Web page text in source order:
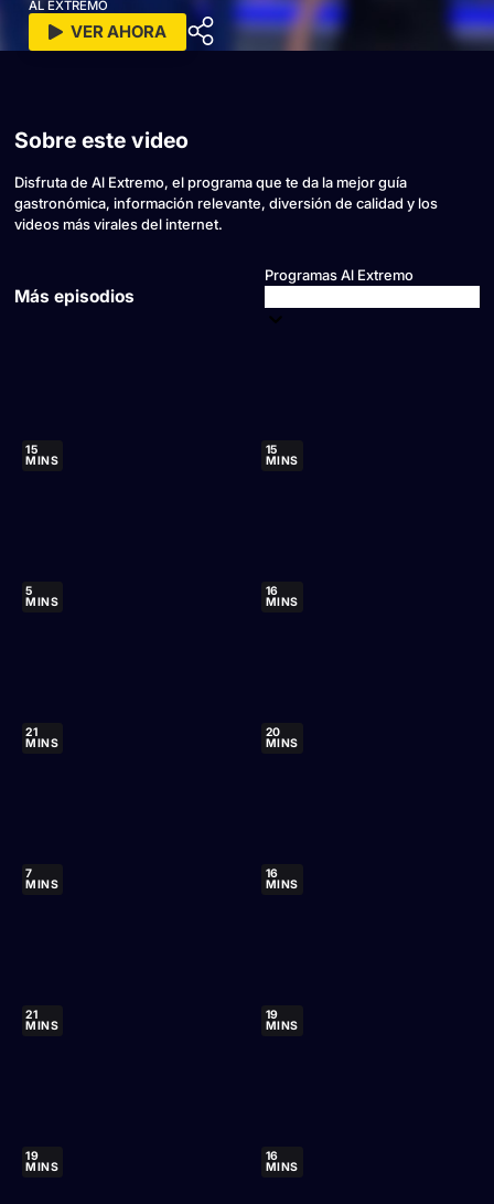
AL EXTREMO
VER AHORA
Sobre este video
Disfruta de Al Extremo, el programa que te da la mejor guía
gastronómica, información relevante, diversión de calidad y los
videos más virales del internet.
Más episodios
Programas Al Extremo
15
MINS
15
MINS
5
MINS
16
MINS
21
MINS
20
MINS
7
MINS
16
MINS
21
MINS
19
MINS
19
MINS
16
MINS